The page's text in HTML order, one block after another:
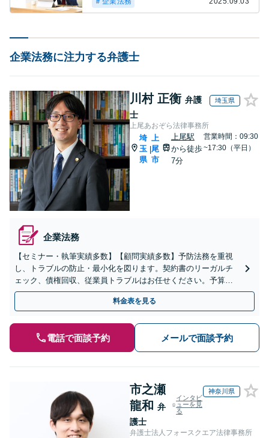
企業法務に注力する弁護士
川村 正衡 弁護
士
埼玉県
上尾あおぞら法律事務所
埼
玉
県
上
尾
市
上尾駅
から徒歩
7分
営業時間：09:30
~17:30（平日）
企業法務
【セミナー・執筆実績多数】【顧問実績多数】予防法務を重視
し、トラブルの防止・最小化を図ります。契約書のリーガルチ
ェック、債権回収、従業員トラブルはお任せください。予算感
に合わせ、サポート内容も柔軟に調節します【上尾駅7分】【ス
料金表を見る
電話で面談予約 メールで面談予約
市之瀬
龍和 弁
護士
インタビ
ューを見
る
神奈川県
弁護士法人フォースクエア法律事務所